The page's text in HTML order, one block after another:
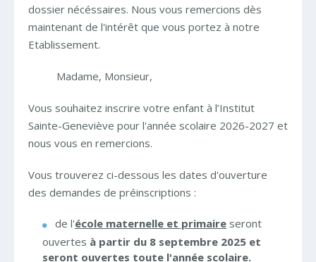
dossier nécéssaires. Nous vous remercions dès
maintenant de l'intérêt que vous portez à notre
Etablissement.
Madame, Monsieur,
Vous souhaitez inscrire votre enfant à l’Institut
Sainte-Geneviève pour l'année scolaire 2026-2027 et
nous vous en remercions.
Vous trouverez ci-dessous les dates d'ouverture
des demandes de préinscriptions :
de l'école maternelle et primaire seront
ouvertes à partir du 8 septembre 2025 et
seront ouvertes toute l'année scolaire.